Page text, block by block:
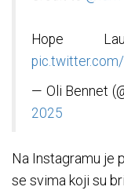
Hope
— Oli Bennet
2025
Na Instagramu je
se svima koji su